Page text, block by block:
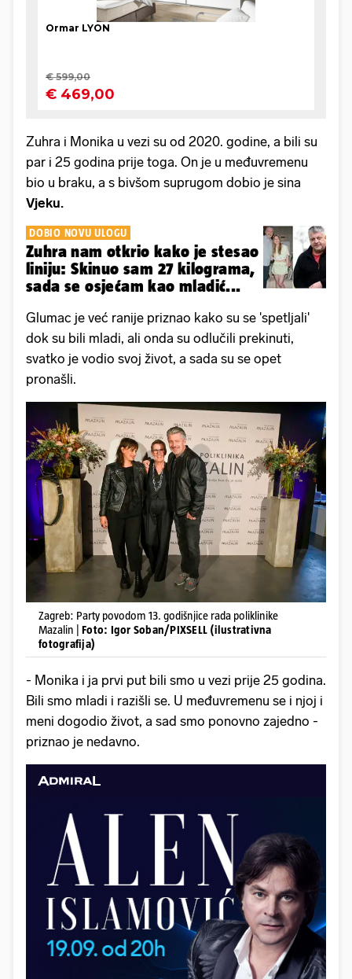
Zuhra i Monika u vezi su od 2020. godine, a bili su
par i 25 godina prije toga. On je u međuvremenu
bio u braku, a s bivšom suprugom dobio je sina
Vjeku.
DOBIO NOVU ULOGU
Zuhra nam otkrio kako je stesao
liniju: Skinuo sam 27 kilograma,
sada se osjećam kao mladić...
Glumac je već ranije priznao kako su se 'spetljali'
dok su bili mladi, ali onda su odlučili prekinuti,
svatko je vodio svoj život, a sada su se opet
pronašli.
Zagreb: Party povodom 13. godišnjice rada poliklinike
Mazalin | Foto: Igor Soban/PIXSELL (ilustrativna
fotografija)
- Monika i ja prvi put bili smo u vezi prije 25 godina.
Bili smo mladi i razišli se. U međuvremenu se i njoj i
meni dogodio život, a sad smo ponovno zajedno -
priznao je nedavno.